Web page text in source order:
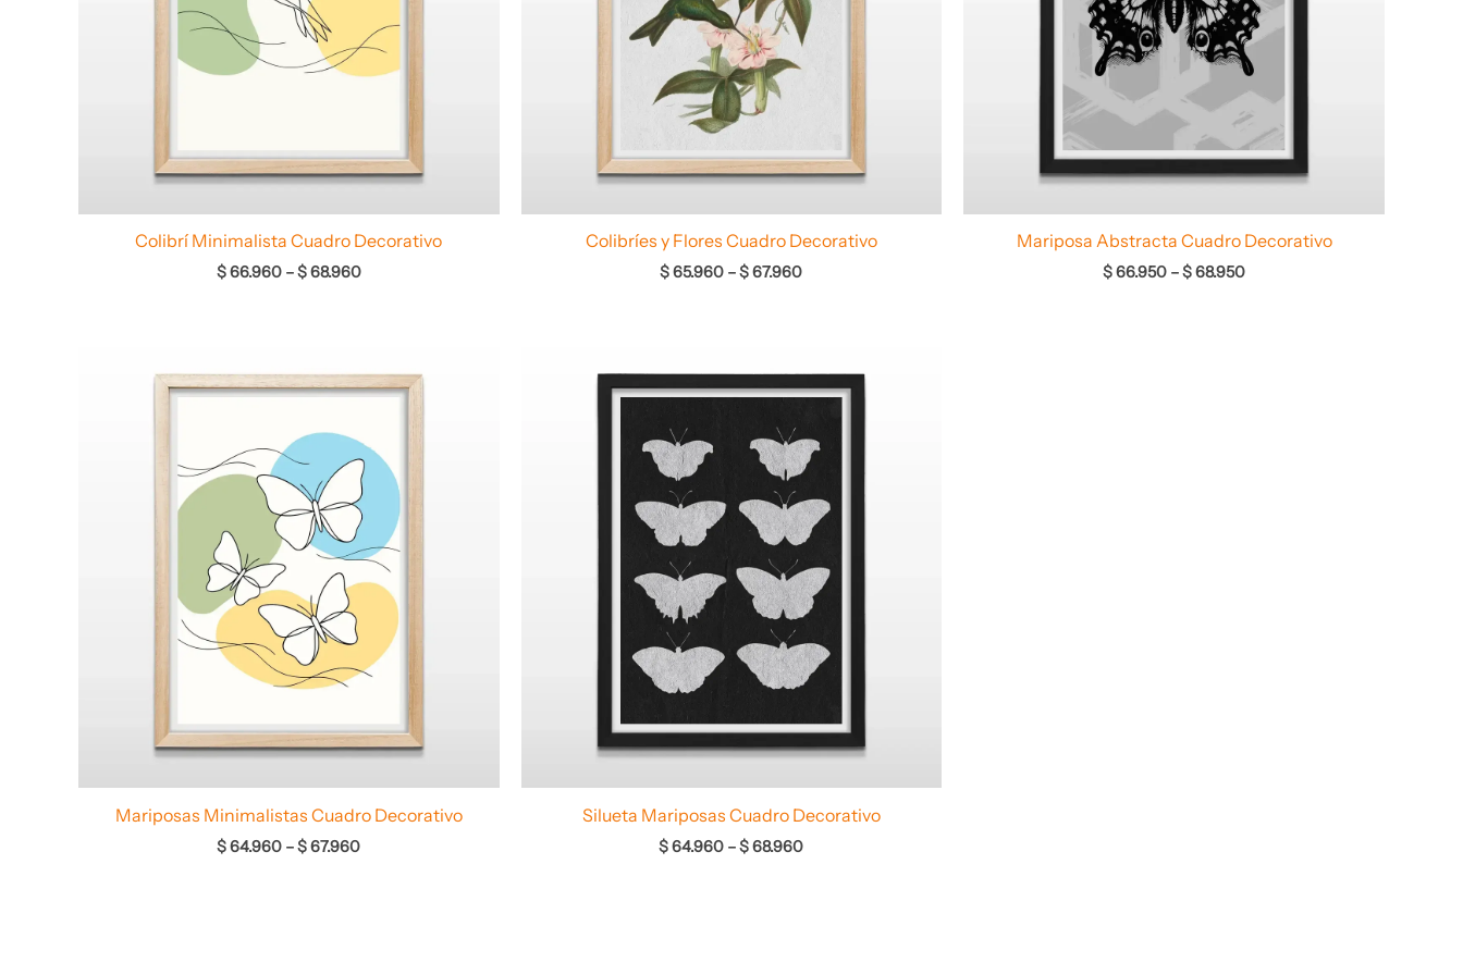
Colibrí Minimalista Cuadro Decorativo
$66.960 –$68.960
Colibríes y Flores Cuadro Decorativo
$65.960 –$67.960
Mariposa Abstracta Cuadro Decorativo
$66.950 –$68.950
Mariposas Minimalistas Cuadro Decorativo
$64.960 –$67.960
precios:
desde
hasta
$ 67.960
Silueta Mariposas Cuadro Decorativo
$64.960 –$68.960
desde
hasta
$ 68.960